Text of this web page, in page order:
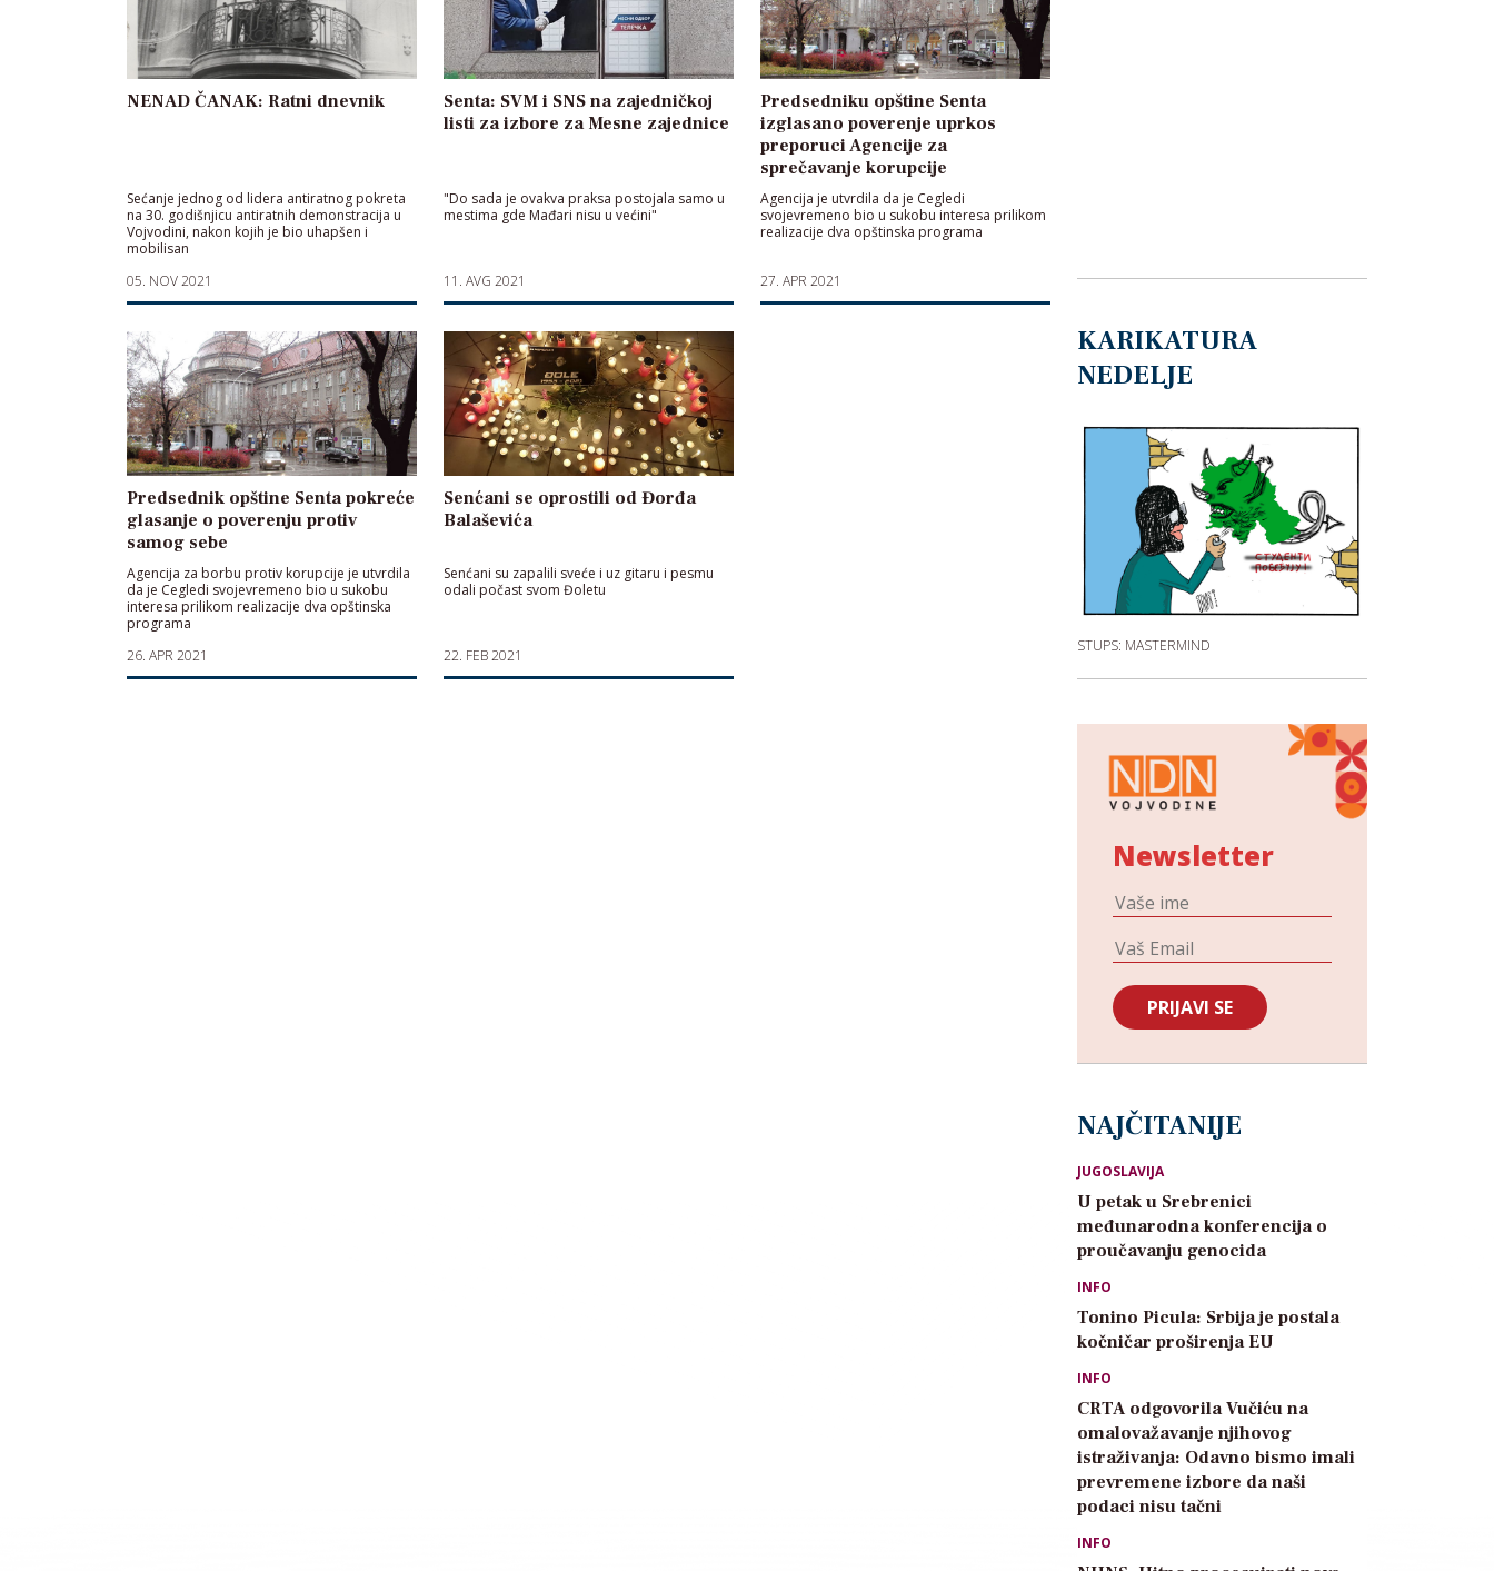
NENAD ČANAK: Ratni dnevnik
Sećanje jednog od lidera antiratnog pokreta
na 30. godišnjicu antiratnih demonstracija u
Vojvodini, nakon kojih je bio uhapšen i
mobilisan
05. NOV 2021
Senta: SVM i SNS na zajedničkoj
listi za izbore za Mesne zajednice
"Do sada je ovakva praksa postojala samo u
mestima gde Mađari nisu u većini"
11. AVG 2021
Predsedniku opštine Senta
izglasano poverenje uprkos
preporuci Agencije za
sprečavanje korupcije
Agencija je utvrdila da je Cegledi
svojevremeno bio u sukobu interesa prilikom
realizacije dva opštinska programa
27. APR 2021
Predsednik opštine Senta pokreće
glasanje o poverenju protiv
samog sebe
Agencija za borbu protiv korupcije je utvrdila
da je Cegledi svojevremeno bio u sukobu
interesa prilikom realizacije dva opštinska
programa
26. APR 2021
Senćani se oprostili od Đorđa
Balaševića
Senćani su zapalili sveće i uz gitaru i pesmu
odali počast svom Đoletu
22. FEB 2021
KARIKATURA
NEDELJE
STUPS: MASTERMIND
Newsletter
NAJČITANIJE
JUGOSLAVIJA
U petak u Srebrenici
međunarodna konferencija o
proučavanju genocida
INFO
Tonino Picula: Srbija je postala
kočničar proširenja EU
INFO
CRTA odgovorila Vučiću na
omalovažavanje njihovog
istraživanja: Odavno bismo imali
prevremene izbore da naši
podaci nisu tačni
INFO